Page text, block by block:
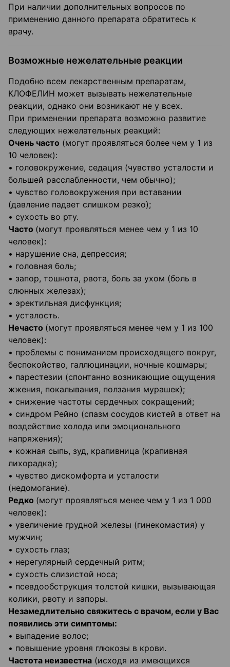
При наличии дополнительных вопросов по
применению данного препарата обратитесь к
врачу.
Возможные нежелательные реакции
Подобно всем лекарственным препаратам,
КЛОФЕЛИН может вызывать нежелательные
реакции, однако они возникают не у всех.
При применении препарата возможно развитие
следующих нежелательных реакций:
Очень часто (могут проявляться более чем у 1 из
10 человек):
• головокружение, седация (чувство усталости и
большей расслабленности, чем обычно);
• чувство головокружения при вставании
(давление падает слишком резко);
• сухость во рту.
Часто (могут проявляться менее чем у 1 из 10
человек):
• нарушение сна, депрессия;
• головная боль;
• запор, тошнота, рвота, боль за ухом (боль в
слюнных железах);
• эректильная дисфункция;
• усталость.
Нечасто (могут проявляться менее чем у 1 из 100
человек):
• проблемы с пониманием происходящего вокруг,
беспокойство, галлюцинации, ночные кошмары;
• парестезии (спонтанно возникающие ощущения
жжения, покалывания, ползания мурашек);
• снижение частоты сердечных сокращений;
• синдром Рейно (спазм сосудов кистей в ответ на
воздействие холода или эмоционального
напряжения);
• кожная сыпь, зуд, крапивница (крапивная
лихорадка);
• чувство дискомфорта и усталости
(недомогание).
Редко (могут проявляться менее чем у 1 из 1 000
человек):
• увеличение грудной железы (гинекомастия) у
мужчин;
• сухость глаз;
• нерегулярный сердечный ритм;
• сухость слизистой носа;
• псевдообструкция толстой кишки, вызывающая
колики, рвоту и запоры.
Незамедлительно свяжитесь с врачом, если у Вас
появились эти симптомы:
• выпадение волос;
• повышение уровня глюкозы в крови.
Частота неизвестна (исходя из имеющихся